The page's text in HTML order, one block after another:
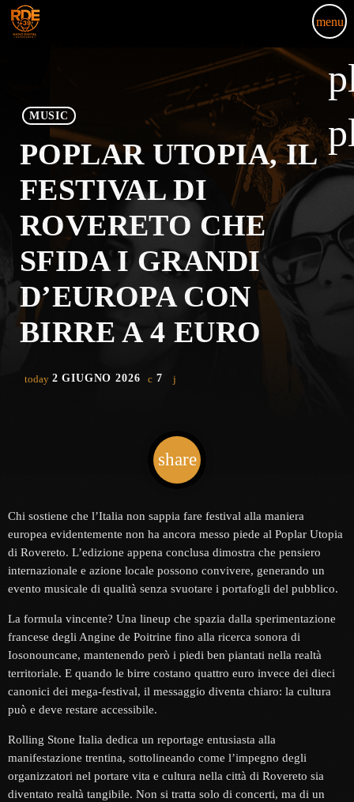
menu
MUSIC
POPLAR UTOPIA, IL
FESTIVAL DI
ROVERETO CHE
SFIDA I GRANDI
D’EUROPA CON
BIRRE A 4 EURO
today 2 GIUGNO 2026 7
share
email
Chi sostiene che l’Italia non sappia fare festival alla maniera
europea evidentemente non ha ancora messo piede al Poplar Utopia
di Rovereto. L’edizione appena conclusa dimostra che pensiero
internazionale e azione locale possono convivere, generando un
evento musicale di qualità senza svuotare i portafogli del pubblico.
La formula vincente? Una lineup che spazia dalla sperimentazione
francese degli Angine de Poitrine fino alla ricerca sonora di
Iosonouncane, mantenendo però i piedi ben piantati nella realtà
territoriale. E quando le birre costano quattro euro invece dei dieci
canonici dei mega-festival, il messaggio diventa chiaro: la cultura
può e deve restare accessibile.
Rolling Stone Italia dedica un reportage entusiasta alla
manifestazione trentina, sottolineando come l’impegno degli
organizzatori nel portare vita e cultura nella città di Rovereto sia
diventato realtà tangibile. Non si tratta solo di concerti, ma di un